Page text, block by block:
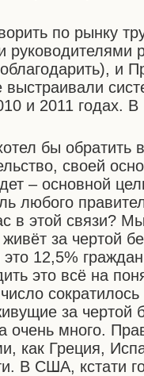
по рынку
руководителями
и
выстраивали
и 2011 годах.
бы
своей
– основной
любого
в этой связи?
живёт за чертой
это 12,5%
это всё на
за чертой
очень много.
как Греция,
В США, кстати